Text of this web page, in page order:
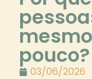
pouco?
03/06/2026